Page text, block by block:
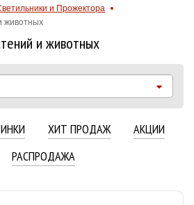
и Прожектора
животных
и животных
ХИТ ПРОДАЖ
АКЦИИ
РАСПРОДАЖА